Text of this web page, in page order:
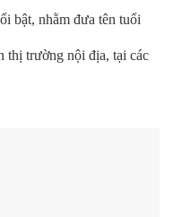
bật, nhằm đưa tên tuổi
thị trường nội địa, tại các